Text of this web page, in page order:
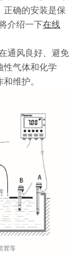
正确的安装是保
介绍一下在线
通风良好、避免
性气体和化学
维护。